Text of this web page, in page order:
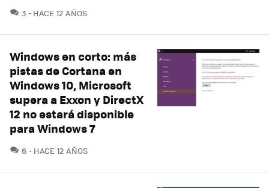
3 COMENTARIOS
HACE 12 AÑOS
Windows en corto: más
pistas de Cortana en
Windows 10, Microsoft
supera a Exxon y DirectX
12 no estará disponible
para Windows 7
6 COMENTARIOS
HACE 12 AÑOS